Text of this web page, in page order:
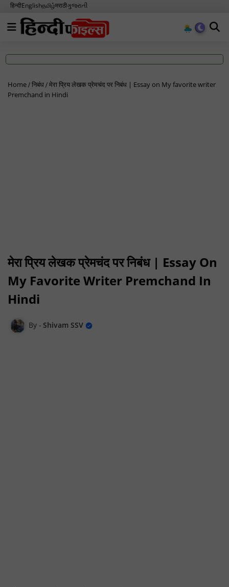
हिन्दीEnglishதமிழ்मराठीગુજરાતી
Home निबंध मेरा प्रिय लेखक प्रेमचंद पर निबंध | Essay on My favorite writer
Premchand in Hindi
मेरा प्रिय लेखक प्रेमचंद पर निबंध | Essay On
My Favorite Writer Premchand In
Hindi
Shivam SSV